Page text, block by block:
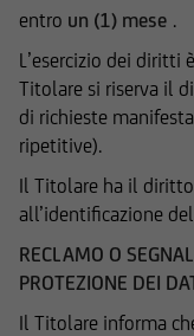
entro un (1) mese .
L’esercizio dei
Titolare si riserva il
di richieste
ripetitive).
Il Titolare ha il
all’identificazione
RECLAMO O
PROTEZIONE DEI
Il Titolare informa
UniCredit
Austria AG,
sottoposte
Europea.
soggetta alla
Supervisory
Austria AG
Market
Commissione
(CONSOB).
Milano è